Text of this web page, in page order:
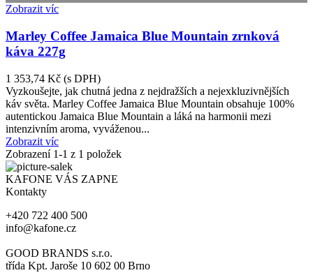
Zobrazit víc
Marley Coffee Jamaica Blue Mountain zrnková
káva 227g
1 353,74 Kč (s DPH)
Vyzkoušejte, jak chutná jedna z nejdražších a nejexkluzivnějších
káv světa. Marley Coffee Jamaica Blue Mountain obsahuje 100%
autentickou Jamaica Blue Mountain a láká na harmonii mezi
intenzivním aroma, vyváženou...
Zobrazit víc
Zobrazení 1-1 z 1 položek
KAFONE VÁS ZAPNE
Kontakty
+420 722 400 500
info@kafone.cz
GOOD BRANDS s.r.o.
třída Kpt. Jaroše 10 602 00 Brno